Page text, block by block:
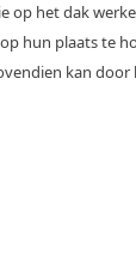
op het dak
hun plaats te
kan